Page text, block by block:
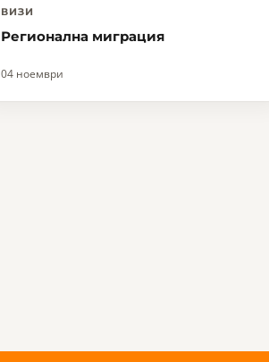
ВИЗИ
Регионална миграция
04 ноември